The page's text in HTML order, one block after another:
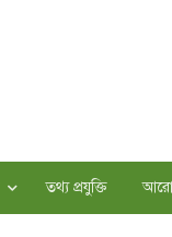
তথ্য প্রযুক্তি আরো